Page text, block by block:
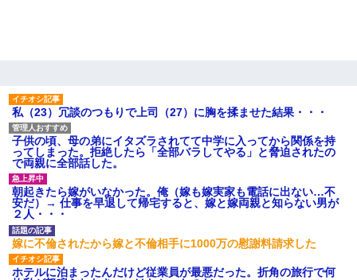
【不幸な結婚式】新郎親族「ブスのくせにドレスなんか着ちゃっ
てさ～ほんと恥ずかしいわよね～（大声」新郎両親「！！！（土
下座」→ 結果・・・
嘘をついてフリン旅行へ出かけた嫁→翌日、嫁「ただいま～」旦
那「娘がシんだよ。何度も連絡したのに…」嫁「えっ」→なん
と・・・
【悲報】姉と入浴中に大きくなってしまった結果ｗｗｗｗｗｗｗ
ｗ
私（23）冗談のつもりで上司（27）に胸を揉ませた結果・・・
子供の頃、母の弟にイタズラされてて中学に入ってから関係を持
ってしまった。拒絶したら「全部バラしてやる」と脅迫されたの
で両親に全部話した。
朝起きたら嫁がいなかった。俺（嫁も嫁実家も電話に出ない…不
安だ）→ 仕事を早退して帰宅すると、嫁と嫁両親と知らない男が
２人・・・
嫁に不倫されたから嫁と不倫相手に1000万の慰謝料請求した
ホテルに泊まったんだけど従業員が最悪だった。折角の旅行で何